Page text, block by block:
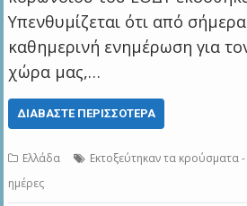
Υπενθυμίζεται ότι από
καθημερινή ενημέρωση για
χώρα μας,…
ΔΙΑΒΆΣΤΕ ΠΕΡΙΣΣΌΤΕΡΑ
Ελλάδα
Εκτοξεύτηκαν τα κρούσματα
ημέρες